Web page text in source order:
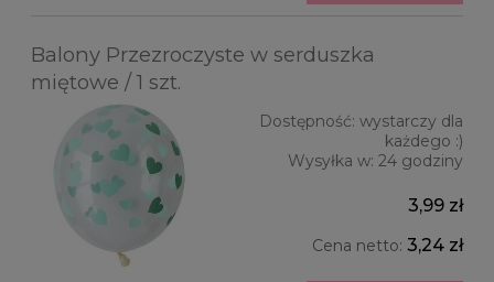
Balony Przezroczyste w serduszka
miętowe / 1 szt.
Dostępność: wystarczy dla
każdego :)
Wysyłka w: 24 godziny
3,99 zł
Cena netto: 3,24 zł